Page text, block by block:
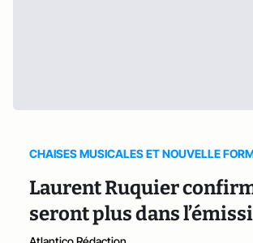
CHAISES MUSICALES ET NOUVELLE
Laurent Ruquier
seront plus dans